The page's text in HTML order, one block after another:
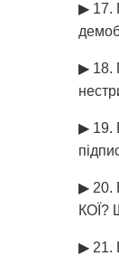
▶ 17.
▶ 18.
▶ 19.
▶ 20.
КОЇ?
▶ 21.